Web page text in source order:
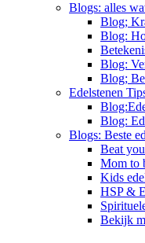
Blogs: alles
Blog;
Blog:
Blog:
Blog;
Edelstenen
Blog:
Blogs: Beste
Beat
Mom to
Kids
HSP &
Bekijk